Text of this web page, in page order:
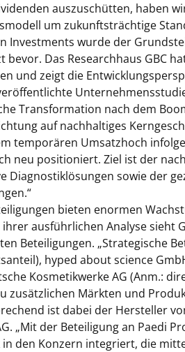
auszuschütten, haben
um zukunftsträchtige
Investments wurde der
bevor. Das Researchhaus GBC
und zeigt die
Transformation nach dem
auf nachhaltiges
temporären Umsatzhoch
neu positioniert. Ziel ist der
Diagnostiklösungen sowie der
bieten enormen
ihrer ausführlichen Analyse sieht
Beteiligungen. „Strategische
hyped about science
Kosmetikwerke AG (Anm.:
zusätzlichen Märkten und
ist dabei der Hersteller
„Mit der Beteiligung an Paedi
in den Konzern integriert, die